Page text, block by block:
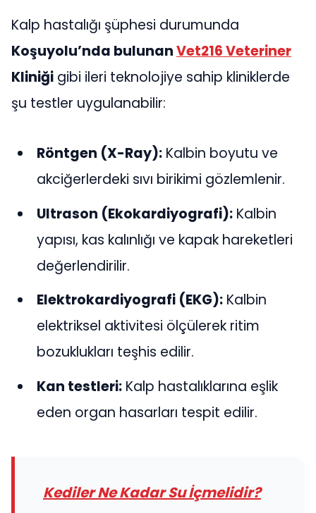
Kalp hastalığı şüphesi durumunda
Koşuyolu’nda bulunanVet216 Veteriner
Kliniği gibi ileri teknolojiye sahip kliniklerde
şu testler uygulanabilir:
Röntgen (X-Ray): Kalbin boyutu ve
akciğerlerdeki sıvı birikimi gözlemlenir.
Ultrason (Ekokardiyografi): Kalbin
yapısı, kas kalınlığı ve kapak hareketleri
değerlendirilir.
Elektrokardiyografi (EKG): Kalbin
elektriksel aktivitesi ölçülerek ritim
bozuklukları teşhis edilir.
Kan testleri: Kalp hastalıklarına eşlik
eden organ hasarları tespit edilir.
Kediler Ne Kadar Su İçmelidir?